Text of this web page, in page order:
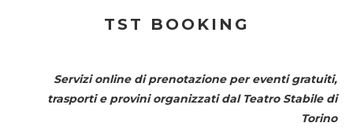
TST BOOKING
Servizi online di prenotazione per eventi gratuiti,
trasporti e provini organizzati dal Teatro Stabile di
Torino